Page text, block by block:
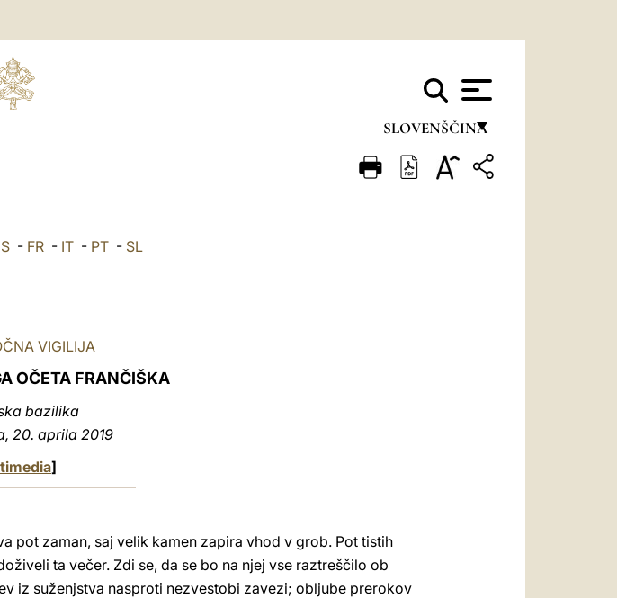
SLOVENŠČINA
FRANÇAIS
- FR - IT - PT - SL
VIGILIJA
OČETA FRANČIŠKA
bazilika
20. aprila 2019
]
pot zaman, saj velik kamen zapira vhod v grob. Pot tistih
ta večer. Zdi se, da se bo na njej vse raztreščilo ob
iz suženjstva nasproti nezvestobi zavezi; obljube prerokov